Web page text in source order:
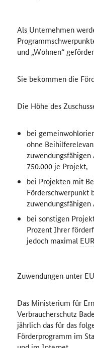
Als Unternehmen
und „Wohnen“
Sie bekommen die
Die Höhe des
bei
ohne
750.000 je Projekt,
bei Projekten mit
Förderschwerpunkt
zuwendungsfähigen
bei sonstigen
Prozent Ihrer
jedoch maximal EUR
Zuwendungen unter
Das Ministerium für
Verbraucherschutz
jährlich das für das
Förderprogramm im